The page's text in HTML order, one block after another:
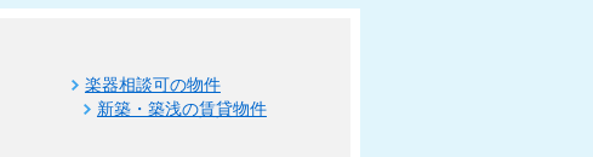
楽器相談可の物件
新築・築浅の賃貸物件